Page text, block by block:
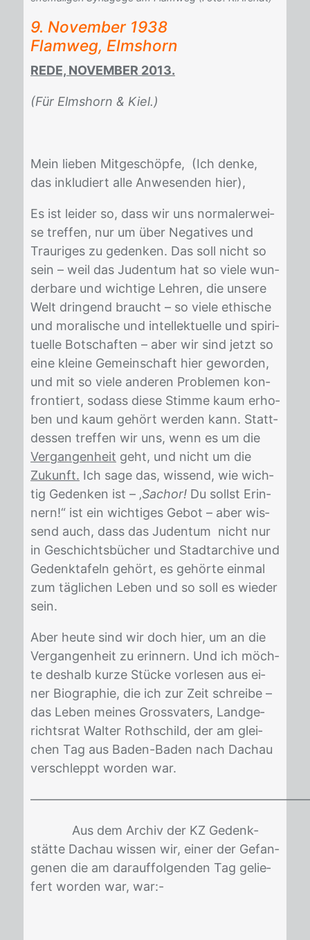
9. No­vem­ber 1938
Flam­weg, Elms­horn
REDE, NOVEMBER 2013.
(Für Elmshorn & Kiel.)
Mein lie­ben Mit­ge­schöp­fe, (Ich den­ke,
das in­klu­diert alle An­we­sen­den hier),
Es ist lei­der so, dass wir uns nor­ma­ler­wei­
se tref­fen, nur um über Ne­ga­ti­ves und
Trau­ri­ges zu ge­den­ken. Das soll nicht so
sein – weil das Ju­den­tum hat so vie­le wun­
der­ba­re und wich­ti­ge Leh­ren, die un­se­re
Welt drin­gend braucht – so vie­le ethi­sche
und mo­ra­li­sche und in­tel­lek­tu­el­le und spi­ri­
tu­el­le Bot­schaf­ten – aber wir sind jetzt so
eine klei­ne Ge­mein­schaft hier ge­wor­den,
und mit so vie­le an­de­ren Pro­ble­men kon­
fron­tiert, so­dass die­se Stim­me kaum er­ho­
ben und kaum ge­hört wer­den kann. Statt­
des­sen tref­fen wir uns, wenn es um die
Vergangenheit geht, und nicht um die
Zukunft. Ich sage das, wis­send, wie wich­
tig Ge­den­ken ist – ‚Sachor! Du sollst Er­in­
nern!“ ist ein wich­ti­ges Ge­bot – aber wis­
send auch, dass das Ju­den­tum nicht nur
in Ge­schichts­bü­cher und Stadt­ar­chi­ve und
Ge­denk­ta­feln ge­hört, es ge­hör­te ein­mal
zum täg­li­chen Le­ben und so soll es wie­der
sein.
Aber heu­te sind wir doch hier, um an die
Ver­gan­gen­heit zu er­in­nern. Und ich möch­
te des­halb kur­ze Stü­cke vor­le­sen aus ei­
ner Bio­gra­phie, die ich zur Zeit schrei­be –
das Le­ben mei­nes Gross­va­ters, Land­ge­
richts­rat Wal­ter Roth­schild, der am glei­
chen Tag aus Ba­den-Ba­den nach Dach­au
ver­schleppt wor­den war.
Aus dem Ar­chiv der KZ Ge­denk­
stät­te Dach­au wis­sen wir, ei­ner der Ge­fan­
ge­nen die am dar­auf­fol­gen­den Tag ge­lie­
fert wor­den war, war:-